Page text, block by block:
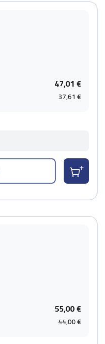
47,01 €
37,61 €
55,00 €
44,00 €